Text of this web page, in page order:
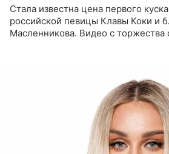
Стала известна цена первого
российской певицы Клавы Коки и
Масленникова. Видео с торжества